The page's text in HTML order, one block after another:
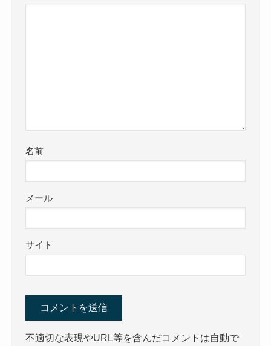
名前
メール
サイト
不適切な表現やURL等を含んだコメントは自動で